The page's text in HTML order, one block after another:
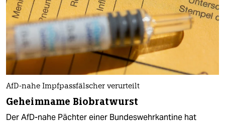
AfD-nahe Impfpassfälscher verurteilt
Geheimname Biobratwurst
Der AfD-nahe Pächter einer Bundeswehrkantine hat